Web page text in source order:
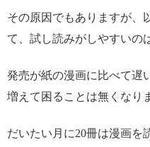
その原因でもありますが、
て、試し読みがしやすいの
発売が紙の漫画に比べて遅
増えて困ることは無くなり
だいたい月に20冊は漫画を